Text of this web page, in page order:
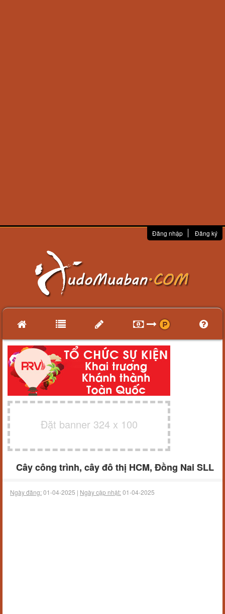
Đăng nhập Đăng ký
Đặt banner 324 x 100
Cây công trình, cây đô thị HCM, Đồng Nai SLL
Ngày đăng:01-04-2025 | Ngày cập nhật:01-04-2025